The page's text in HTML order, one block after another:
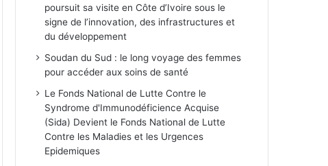
poursuit sa visite en Côte d’Ivoire sous le
signe de l’innovation, des infrastructures et
du développement
Soudan du Sud : le long voyage des femmes
pour accéder aux soins de santé
Le Fonds National de Lutte Contre le
Syndrome d'Immunodéficience Acquise
(Sida) Devient le Fonds National de Lutte
Contre les Maladies et les Urgences
Epidemiques